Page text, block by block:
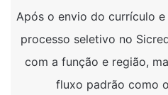
Após o envio do currículo
processo seletivo no
com a função e região,
fluxo padrão como